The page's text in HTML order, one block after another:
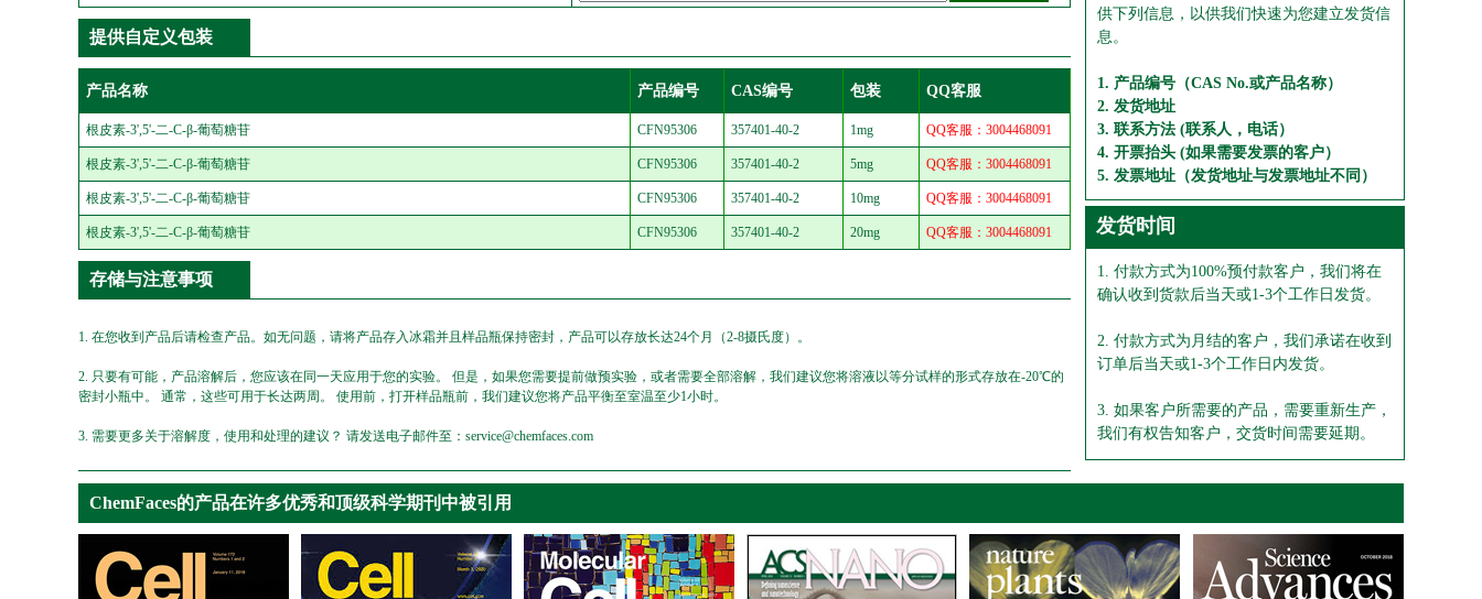
提供自定义包装
产品名称 产品编号 CAS编号 包装 QQ客服
根皮素-3',5'-二-C-β-葡萄糖苷 CFN95306 357401-40-2 1mg QQ客服：3004468091
根皮素-3',5'-二-C-β-葡萄糖苷 CFN95306 357401-40-2 5mg QQ客服：3004468091
根皮素-3',5'-二-C-β-葡萄糖苷 CFN95306 357401-40-2 10mg QQ客服：3004468091
根皮素-3',5'-二-C-β-葡萄糖苷 CFN95306 357401-40-2 20mg QQ客服：3004468091
存储与注意事项
1. 在您收到产品后请检查产品。如无问题，请将产品存入冰霜并且样品瓶保持密封，产品可以存放长达24个月（2-8摄氏度）。
2. 只要有可能，产品溶解后，您应该在同一天应用于您的实验。 但是，如果您需要提前做预实验，或者需要全部溶解，我们建议您将溶液以等分试样的形式存放在-20℃的
密封小瓶中。 通常，这些可用于长达两周。 使用前，打开样品瓶前，我们建议您将产品平衡至室温至少1小时。
3. 需要更多关于溶解度，使用和处理的建议？ 请发送电子邮件至：service@chemfaces.com
供下列信息，以供我们快速为您建立发货信
息。
1. 产品编号（CAS No.或产品名称）
2. 发货地址
3. 联系方法 (联系人，电话）
4. 开票抬头 (如果需要发票的客户）
5. 发票地址（发货地址与发票地址不同）
发货时间
1. 付款方式为100%预付款客户，我们将在
确认收到货款后当天或1-3个工作日发货。
2. 付款方式为月结的客户，我们承诺在收到
订单后当天或1-3个工作日内发货。
3. 如果客户所需要的产品，需要重新生产，
我们有权告知客户，交货时间需要延期。
ChemFaces的产品在许多优秀和顶级科学期刊中被引用